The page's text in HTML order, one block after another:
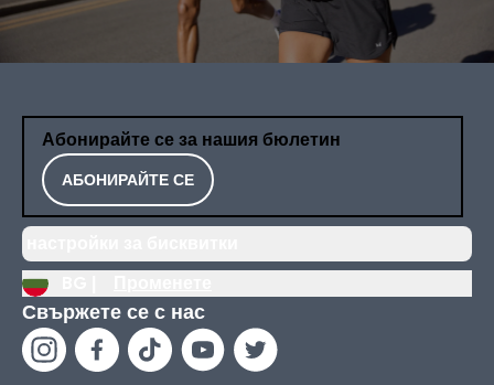
Абонирайте се за нашия бюлетин
АБОНИРАЙТЕ СЕ
Свържете се с нас